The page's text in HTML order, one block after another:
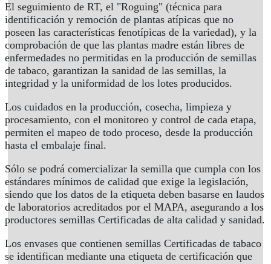
El seguimiento de RT, el "Roguing" (técnica para
identificación y remoción de plantas atípicas que no
poseen las características fenotípicas de la variedad), y la
comprobación de que las plantas madre están libres de
enfermedades no permitidas en la producción de semillas
de tabaco, garantizan la sanidad de las semillas, la
integridad y la uniformidad de los lotes producidos.
Los cuidados en la producción, cosecha, limpieza y
procesamiento, con el monitoreo y control de cada etapa,
permiten el mapeo de todo proceso, desde la producción
hasta el embalaje final.
Sólo se podrá comercializar la semilla que cumpla con los
estándares mínimos de calidad que exige la legislación,
siendo que los datos de la etiqueta deben basarse en laudos
de laboratorios acreditados por el MAPA, asegurando a los
productores semillas Certificadas de alta calidad y sanidad.
Los envases que contienen semillas Certificadas de tabaco
se identifican mediante una etiqueta de certificación que